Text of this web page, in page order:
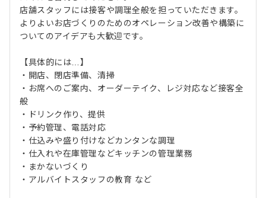
店舗スタッフには接客や調理全般を担っていただきます。
よりよいお店づくりのためのオペレーション改善や構築に
ついてのアイデアも大歓迎です。
【具体的には…】
・開店、閉店準備、清掃
・お席へのご案内、オーダーテイク、レジ対応など接客全
般
・ドリンク作り、提供
・予約管理、電話対応
・仕込みや盛り付けなどカンタンな調理
・仕入れや在庫管理などキッチンの管理業務
・まかないづくり
・アルバイトスタッフの教育 など